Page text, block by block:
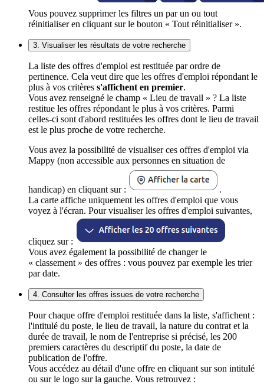
Vous pouvez supprimer les filtres un par un ou tout
réinitialiser en cliquant sur le bouton « Tout réinitialiser ».
3. Visualiser les résultats de votre recherche
La liste des offres d'emploi est restituée par ordre de
pertinence. Cela veut dire que les offres d'emploi répondant le
plus à vos critères s'affichent en premier.
Vous avez renseigné le champ « Lieu de travail » ? La liste
restitue les offres répondant le plus à vos critères. Parmi
celles-ci sont d'abord restituées les offres dont le lieu de travail
est le plus proche de votre recherche.
Vous avez la possibilité de visualiser ces offres d'emploi via
Mappy (non accessible aux personnes en situation de
handicap) en cliquant sur :
.
La carte affiche uniquement les offres d'emploi que vous
voyez à l'écran. Pour visualiser les offres d'emploi suivantes,
cliquez sur :
Vous avez également la possibilité de changer le
« classement » des offres : vous pouvez par exemple les trier
par date.
4. Consulter les offres issues de votre recherche
Pour chaque offre d'emploi restituée dans la liste, s'affichent :
l'intitulé du poste, le lieu de travail, la nature du contrat et la
durée de travail, le nom de l'entreprise si précisé, les 200
premiers caractères du descriptif du poste, la date de
publication de l'offre.
Vous accédez au détail d'une offre en cliquant sur son intitulé
ou sur le logo sur la gauche. Vous retrouvez :